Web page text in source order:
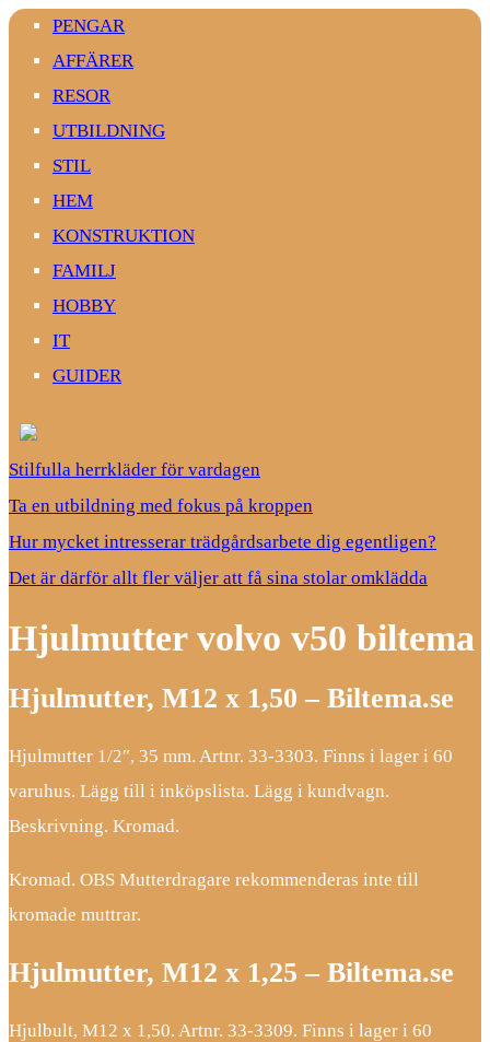
PENGAR
AFFÄRER
RESOR
UTBILDNING
STIL
HEM
KONSTRUKTION
FAMILJ
HOBBY
IT
GUIDER
Stilfulla herrkläder för vardagen
Ta en utbildning med fokus på kroppen
Hur mycket intresserar trädgårdsarbete dig egentligen?
Det är därför allt fler väljer att få sina stolar omklädda
Hjulmutter volvo v50 biltema
Hjulmutter, M12 x 1,50 – Biltema.se
Hjulmutter 1/2″, 35 mm. Artnr. 33-3303. Finns i lager i 60
varuhus. Lägg till i inköpslista. Lägg i kundvagn.
Beskrivning. Kromad.
Kromad. OBS Mutterdragare rekommenderas inte till
kromade muttrar.
Hjulmutter, M12 x 1,25 – Biltema.se
Hjulbult, M12 x 1,50. Artnr. 33-3309. Finns i lager i 60